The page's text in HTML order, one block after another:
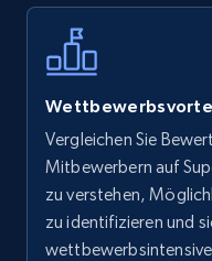
5.6K+
Walmart -
using specific
URL, Final price,
Specifications,
more.
Vergleichen Sie
Mitbewerbern auf
zu verstehen,
zu identifizieren und